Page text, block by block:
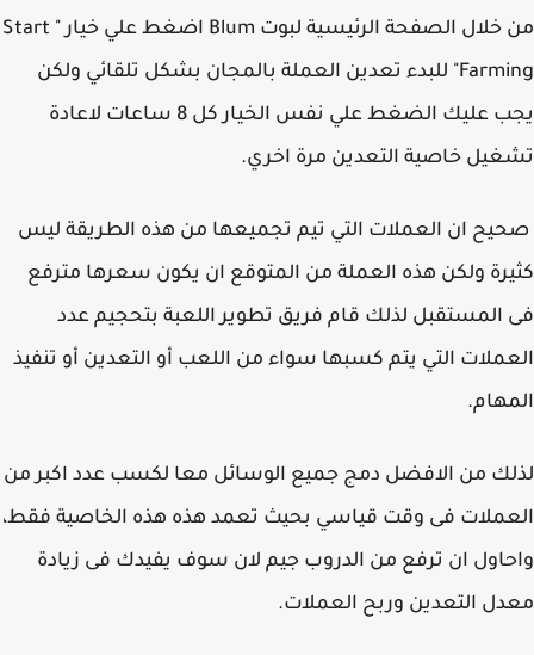
من خلال الصفحة الرئيسية لبوت Blum اضغط علي خيار " Start
Farming" للبدء تعدين العملة بالمجان بشكل تلقائي ولكن
يجب عليك الضغط علي نفس الخيار كل 8 ساعات لاعادة
خاصية التعدين مرة اخري.
ان العملات التي تيم تجميعها من هذه الطريقة ليس
ولكن هذه العملة من المتوقع ان يكون سعرها مترفع
المستقبل لذلك قام فريق تطوير اللعبة بتحجيم عدد
التي يتم كسبها سواء من اللعب أو التعدين أو تنفيذ
من الافضل دمج جميع الوسائل معا لكسب عدد اكبر من
فى وقت قياسي بحيث تعمد هذه هذه الخاصية فقط،
ان ترفع من الدروب جيم لان سوف يفيدك فى زيادة
التعدين وربح العملات.